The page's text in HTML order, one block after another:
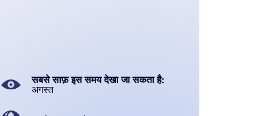
सबसे साफ़ इस समय देखा जा सकता है:
अगस्त